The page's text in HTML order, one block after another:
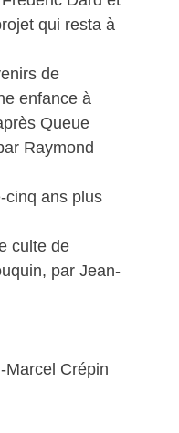
qui resta à
de
enfance à
Queue
Raymond
cinq ans plus
culte de
par Jean-
Marcel Crépin